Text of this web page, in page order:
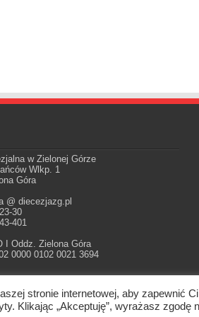
w Zielonej Górze
Wlkp. 1
Góra
@ diecezjazg.pl
30
401
I Oddz. Zielona Góra
0000 0102 0021 3694
strona Diecezji Zielonogórsko-Gorzowskiej. ©
stronie internetowej, aby zapewnić
Klikając „Akceptuję”, wyrażasz